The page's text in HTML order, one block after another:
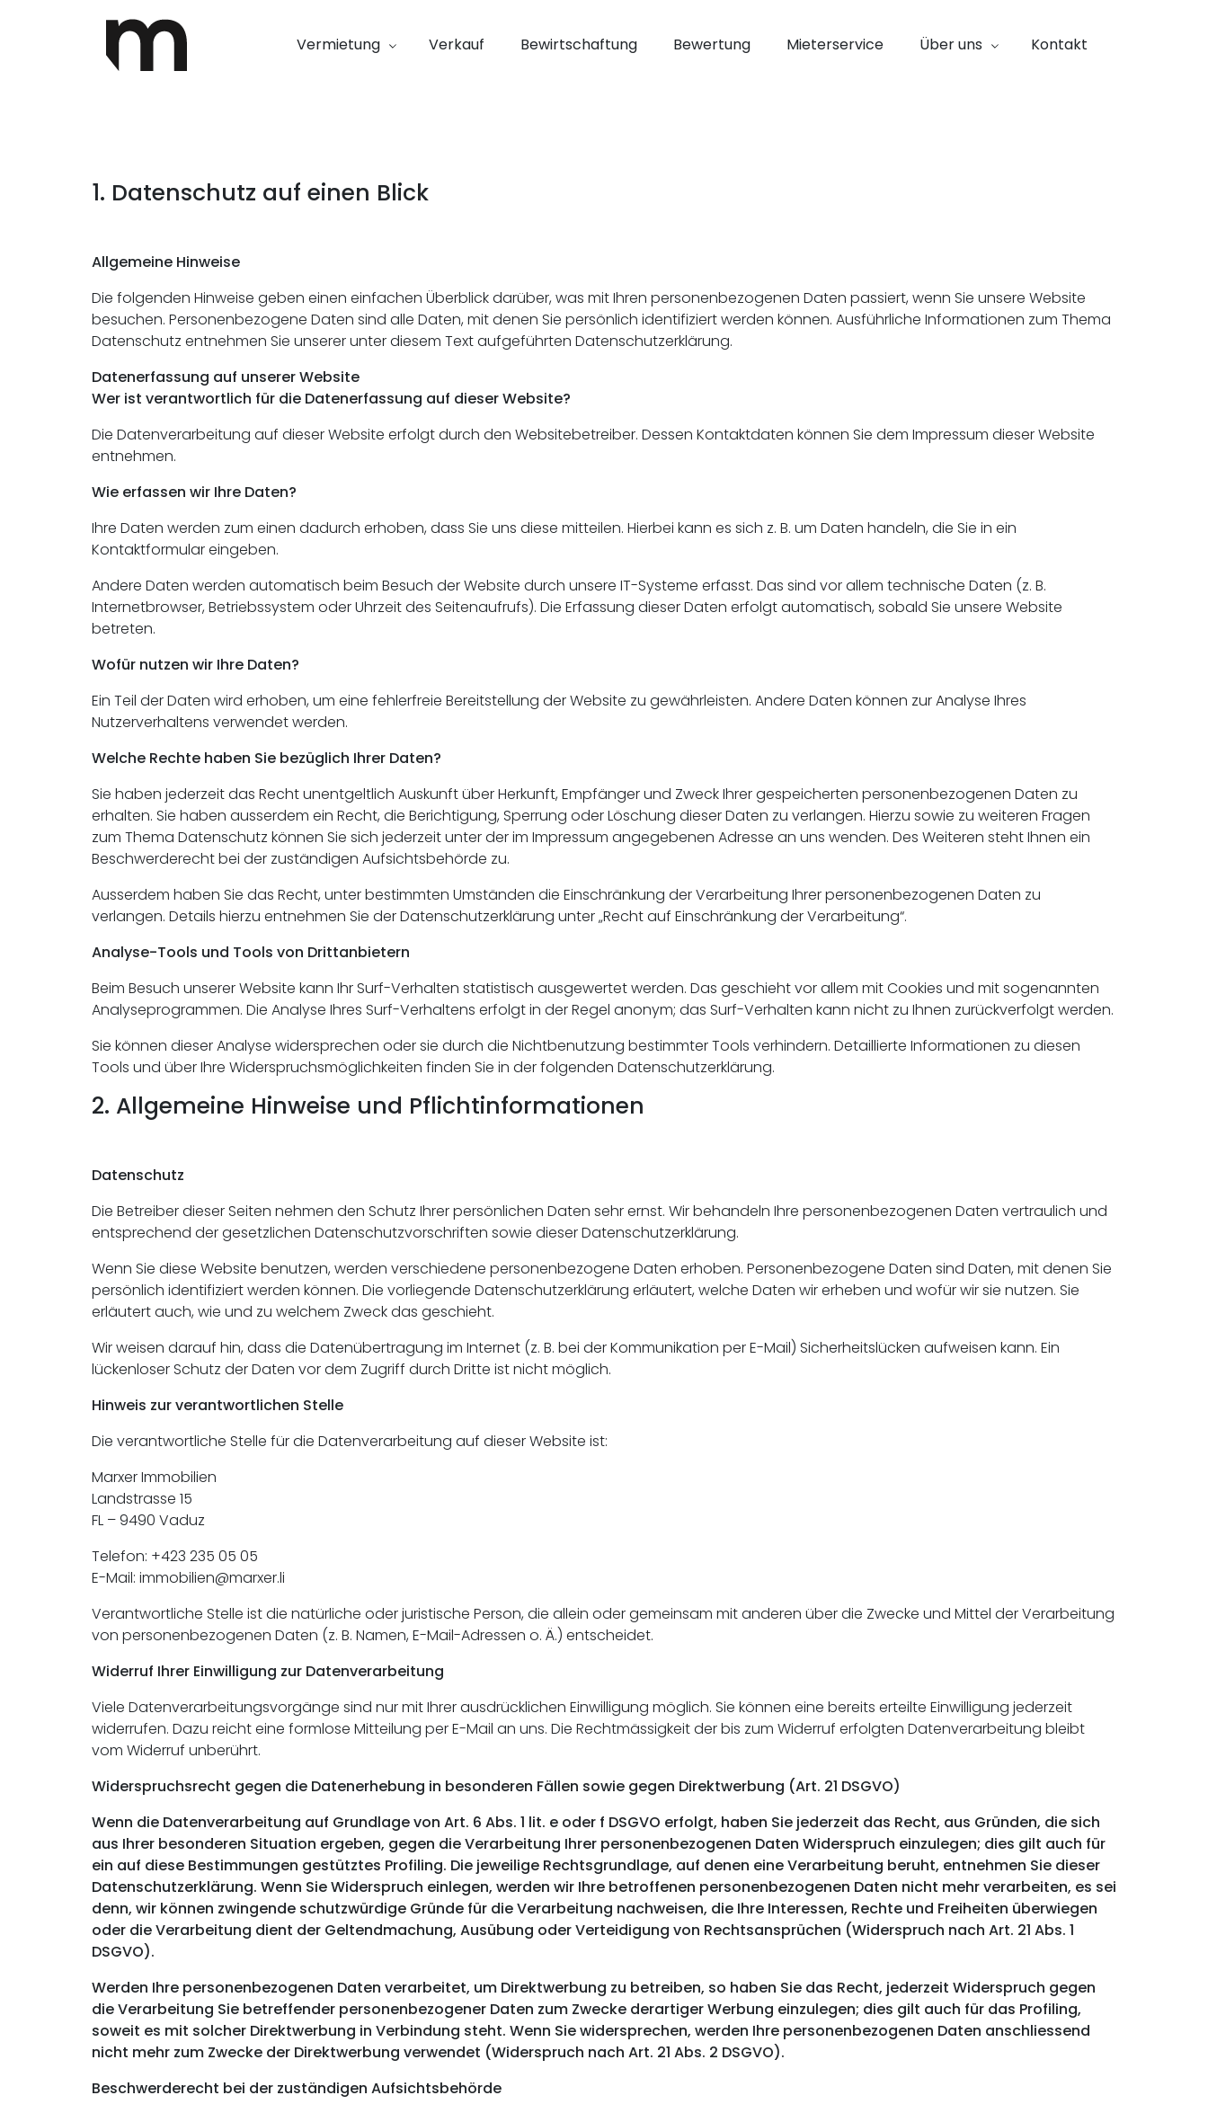
Vermietung Verkauf Bewirtschaftung Bewertung Mieterservice Über uns Kontakt
1. Datenschutz auf einen Blick
Allgemeine Hinweise
Die folgenden Hinweise geben einen einfachen Überblick darüber, was mit Ihren personenbezogenen Daten passiert, wenn Sie unsere Website
besuchen. Personenbezogene Daten sind alle Daten, mit denen Sie persönlich identifiziert werden können. Ausführliche Informationen zum Thema
Datenschutz entnehmen Sie unserer unter diesem Text aufgeführten Datenschutzerklärung.
Datenerfassung auf unserer Website
Wer ist verantwortlich für die Datenerfassung auf dieser Website?
Die Datenverarbeitung auf dieser Website erfolgt durch den Websitebetreiber. Dessen Kontaktdaten können Sie dem Impressum dieser Website
entnehmen.
Wie erfassen wir Ihre Daten?
Ihre Daten werden zum einen dadurch erhoben, dass Sie uns diese mitteilen. Hierbei kann es sich z. B. um Daten handeln, die Sie in ein
Kontaktformular eingeben.
Andere Daten werden automatisch beim Besuch der Website durch unsere IT-Systeme erfasst. Das sind vor allem technische Daten (z. B.
Internetbrowser, Betriebssystem oder Uhrzeit des Seitenaufrufs). Die Erfassung dieser Daten erfolgt automatisch, sobald Sie unsere Website
betreten.
Wofür nutzen wir Ihre Daten?
Ein Teil der Daten wird erhoben, um eine fehlerfreie Bereitstellung der Website zu gewährleisten. Andere Daten können zur Analyse Ihres
Nutzerverhaltens verwendet werden.
Welche Rechte haben Sie bezüglich Ihrer Daten?
Sie haben jederzeit das Recht unentgeltlich Auskunft über Herkunft, Empfänger und Zweck Ihrer gespeicherten personenbezogenen Daten zu
erhalten. Sie haben ausserdem ein Recht, die Berichtigung, Sperrung oder Löschung dieser Daten zu verlangen. Hierzu sowie zu weiteren Fragen
zum Thema Datenschutz können Sie sich jederzeit unter der im Impressum angegebenen Adresse an uns wenden. Des Weiteren steht Ihnen ein
Beschwerderecht bei der zuständigen Aufsichtsbehörde zu.
Ausserdem haben Sie das Recht, unter bestimmten Umständen die Einschränkung der Verarbeitung Ihrer personenbezogenen Daten zu
verlangen. Details hierzu entnehmen Sie der Datenschutzerklärung unter „Recht auf Einschränkung der Verarbeitung“.
Analyse-Tools und Tools von Drittanbietern
Beim Besuch unserer Website kann Ihr Surf-Verhalten statistisch ausgewertet werden. Das geschieht vor allem mit Cookies und mit sogenannten
Analyseprogrammen. Die Analyse Ihres Surf-Verhaltens erfolgt in der Regel anonym; das Surf-Verhalten kann nicht zu Ihnen zurückverfolgt werden.
Sie können dieser Analyse widersprechen oder sie durch die Nichtbenutzung bestimmter Tools verhindern. Detaillierte Informationen zu diesen
Tools und über Ihre Widerspruchsmöglichkeiten finden Sie in der folgenden Datenschutzerklärung.
2. Allgemeine Hinweise und Pflichtinformationen
Datenschutz
Die Betreiber dieser Seiten nehmen den Schutz Ihrer persönlichen Daten sehr ernst. Wir behandeln Ihre personenbezogenen Daten vertraulich und
entsprechend der gesetzlichen Datenschutzvorschriften sowie dieser Datenschutzerklärung.
Wenn Sie diese Website benutzen, werden verschiedene personenbezogene Daten erhoben. Personenbezogene Daten sind Daten, mit denen Sie
persönlich identifiziert werden können. Die vorliegende Datenschutzerklärung erläutert, welche Daten wir erheben und wofür wir sie nutzen. Sie
erläutert auch, wie und zu welchem Zweck das geschieht.
Wir weisen darauf hin, dass die Datenübertragung im Internet (z. B. bei der Kommunikation per E-Mail) Sicherheitslücken aufweisen kann. Ein
lückenloser Schutz der Daten vor dem Zugriff durch Dritte ist nicht möglich.
Hinweis zur verantwortlichen Stelle
Die verantwortliche Stelle für die Datenverarbeitung auf dieser Website ist:
Marxer Immobilien
Landstrasse 15
FL – 9490 Vaduz
Telefon: +423 235 05 05
E-Mail: immobilien@marxer.li
Verantwortliche Stelle ist die natürliche oder juristische Person, die allein oder gemeinsam mit anderen über die Zwecke und Mittel der Verarbeitung
von personenbezogenen Daten (z. B. Namen, E-Mail-Adressen o. Ä.) entscheidet.
Widerruf Ihrer Einwilligung zur Datenverarbeitung
Viele Datenverarbeitungsvorgänge sind nur mit Ihrer ausdrücklichen Einwilligung möglich. Sie können eine bereits erteilte Einwilligung jederzeit
widerrufen. Dazu reicht eine formlose Mitteilung per E-Mail an uns. Die Rechtmässigkeit der bis zum Widerruf erfolgten Datenverarbeitung bleibt
vom Widerruf unberührt.
Widerspruchsrecht gegen die Datenerhebung in besonderen Fällen sowie gegen Direktwerbung (Art. 21 DSGVO)
Wenn die Datenverarbeitung auf Grundlage von Art. 6 Abs. 1 lit. e oder f DSGVO erfolgt, haben Sie jederzeit das Recht, aus Gründen, die sich
aus Ihrer besonderen Situation ergeben, gegen die Verarbeitung Ihrer personenbezogenen Daten Widerspruch einzulegen; dies gilt auch für
ein auf diese Bestimmungen gestütztes Profiling. Die jeweilige Rechtsgrundlage, auf denen eine Verarbeitung beruht, entnehmen Sie dieser
Datenschutzerklärung. Wenn Sie Widerspruch einlegen, werden wir Ihre betroffenen personenbezogenen Daten nicht mehr verarbeiten, es sei
denn, wir können zwingende schutzwürdige Gründe für die Verarbeitung nachweisen, die Ihre Interessen, Rechte und Freiheiten überwiegen
oder die Verarbeitung dient der Geltendmachung, Ausübung oder Verteidigung von Rechtsansprüchen (Widerspruch nach Art. 21 Abs. 1
DSGVO).
Werden Ihre personenbezogenen Daten verarbeitet, um Direktwerbung zu betreiben, so haben Sie das Recht, jederzeit Widerspruch gegen
die Verarbeitung Sie betreffender personenbezogener Daten zum Zwecke derartiger Werbung einzulegen; dies gilt auch für das Profiling,
soweit es mit solcher Direktwerbung in Verbindung steht. Wenn Sie widersprechen, werden Ihre personenbezogenen Daten anschliessend
nicht mehr zum Zwecke der Direktwerbung verwendet (Widerspruch nach Art. 21 Abs. 2 DSGVO).
Beschwerderecht bei der zuständigen Aufsichtsbehörde